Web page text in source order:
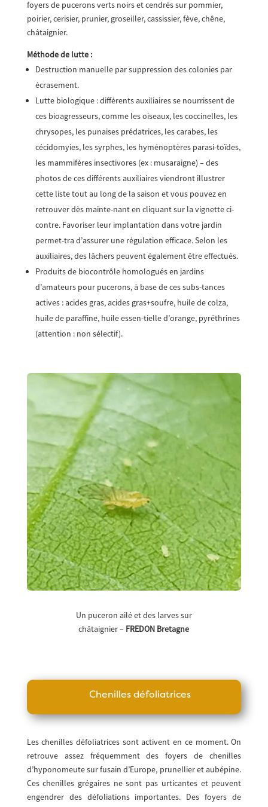
foyers de pucerons verts noirs et cendrés sur pommier,
poirier, cerisier, prunier, groseiller, cassissier, fève, chêne,
châtaignier.
Méthode de lutte :
Destruction manuelle par suppression des colonies par
écrasement.
Lutte biologique : différents auxiliaires se nourrissent de
ces bioagresseurs, comme les oiseaux, les coccinelles, les
chrysopes, les punaises prédatrices, les carabes, les
cécidomyies, les syrphes, les hyménoptères parasi-toïdes,
les mammifères insectivores (ex : musaraigne) – des
photos de ces différents auxiliaires viendront illustrer
cette liste tout au long de la saison et vous pouvez en
retrouver dès mainte-nant en cliquant sur la vignette ci-
contre. Favoriser leur implantation dans votre jardin
permet-tra d’assurer une régulation efficace. Selon les
auxiliaires, des lâchers peuvent également être effectués.
Produits de biocontrôle homologués en jardins
d’amateurs pour pucerons, à base de ces subs-tances
actives : acides gras, acides gras+soufre, huile de colza,
huile de paraffine, huile essen-tielle d’orange, pyréthrines
(attention : non sélectif).
Un puceron ailé et des larves sur
châtaignier – FREDON Bretagne
Chenilles défoliatrices
Les chenilles défoliatrices sont activent en ce moment. On
retrouve assez fréquemment des foyers de chenilles
d’hyponomeute sur fusain d’Europe, prunellier et aubépine.
Ces chenilles grégaires ne sont pas urticantes et peuvent
engendrer des défoliations importantes. Des foyers de